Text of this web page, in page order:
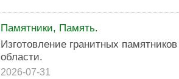
Памятники, Память.
Изготовление гранитных
области.
2026-07-31